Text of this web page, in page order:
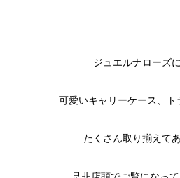
ジュエルナローズ
可愛いキャリーケース、ト
たくさん取り揃えて